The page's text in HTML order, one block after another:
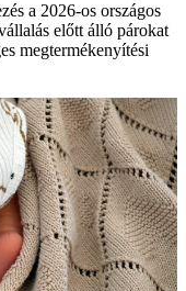
a 2026-os országos
előtt álló párokat
megtermékenyítési